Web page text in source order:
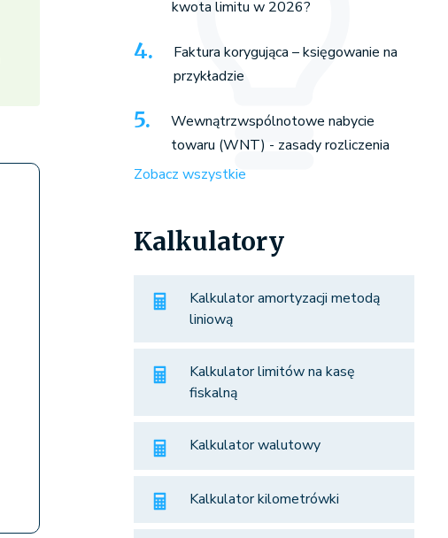
kwota limitu w 2026?
Faktura korygująca – księgowanie na
przykładzie
Wewnątrzwspólnotowe nabycie
towaru (WNT) - zasady rozliczenia
Zobacz wszystkie
Kalkulatory
Kalkulator amortyzacji metodą
liniową
Kalkulator limitów na kasę
fiskalną
Kalkulator walutowy
Kalkulator kilometrówki